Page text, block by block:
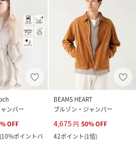
ンパー
%OFF
(10%ポイントバ
BEAMS HEART
ブルゾン・ジャンパー
4,675 円 50%OFF
42ポイント(1倍)